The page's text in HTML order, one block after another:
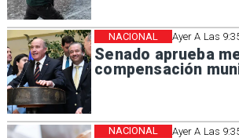
Ayer A Las
Senado aprueba
compensación
NACIONAL
Ayer A Las
NACIONAL